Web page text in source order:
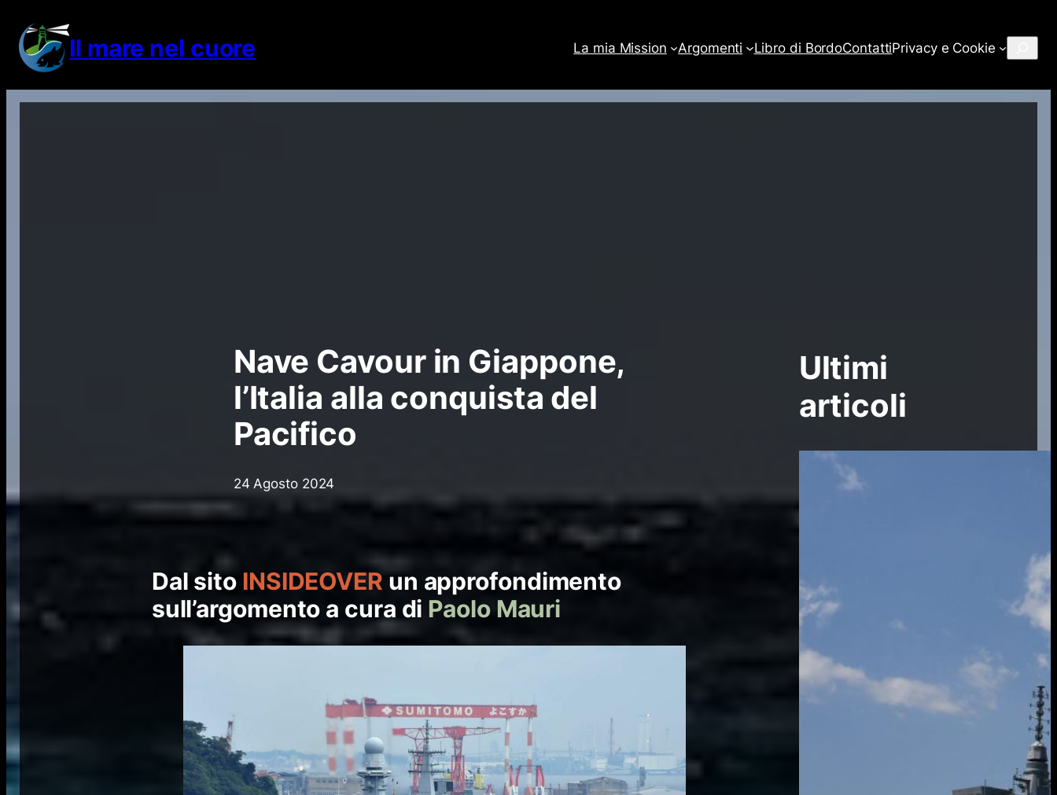
contenuto Il mare nel cuore La mia Mission Argomenti Libro di BordoContattiPrivacy e Cookie
Nave Cavour in Giappone,
l’Italia alla conquista del
Pacifico
24 Agosto 2024
Dal sito INSIDEOVER un approfondimento
sull’argomento a cura di Paolo Mauri
Ultimi
articoli